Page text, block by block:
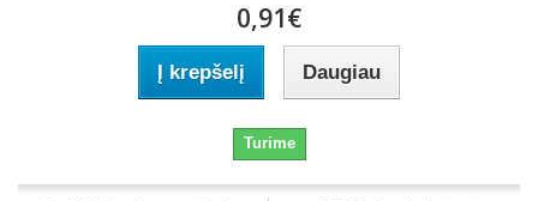
0,91€
Į krepšelį Daugiau
Turime